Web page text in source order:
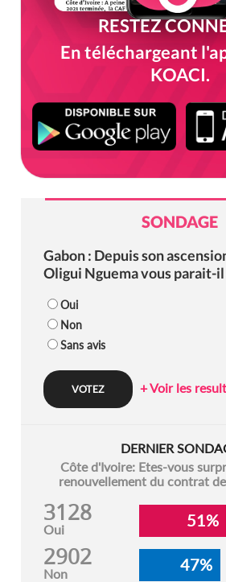
RESTEZ
En téléchargeant
KOACI.
SONDAGE
Gabon : Depuis son
Oligui Nguema vous parait-
Oui
Non
Sans avis
+ Voir les
DERNIER
Côte d'Ivoire: Etes-vous
renouvellement du contrat de
3128
Oui 51%
2902
Non 47%